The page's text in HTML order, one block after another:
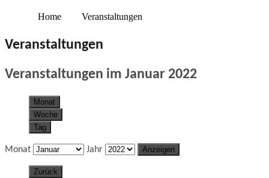
Home Veranstaltungen
Veranstaltungen
Veranstaltungen im Januar 2022
Monat
Woche
Tag
Monat Jahr
Zurück